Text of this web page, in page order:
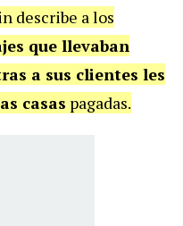
describe a los
que llevaban
a sus clientes les
casas pagadas.